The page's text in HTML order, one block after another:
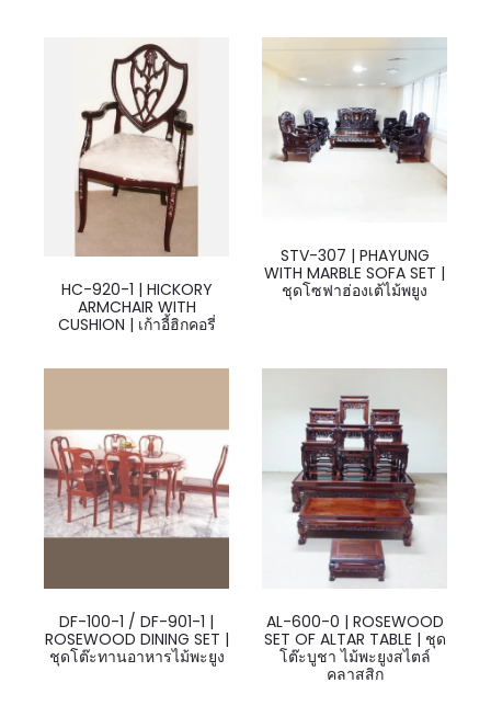
HC-920-1 | HICKORY
ARMCHAIR WITH
CUSHION | เก้าอี้ฮิกคอรี่
STV-307 | PHAYUNG
WITH MARBLE SOFA SET |
ชุดโซฟาฮ่องเต้ไม้พยูง
DF-100-1 / DF-901-1 |
ROSEWOOD DINING SET |
ชุดโต๊ะทานอาหารไม้พะยูง
AL-600-0 | ROSEWOOD
SET OF ALTAR TABLE | ชุด
โต๊ะบูชา ไม้พะยูงสไตล์
คลาสสิก